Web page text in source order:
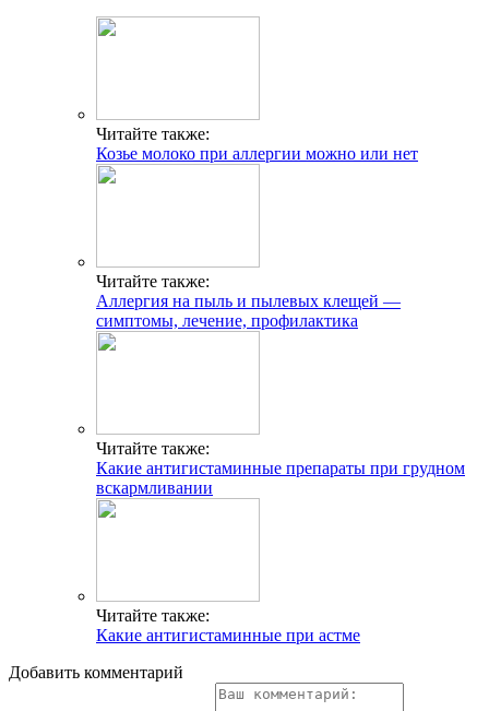
Читайте также:
Козье молоко при аллергии можно или нет
Читайте также:
Аллергия на пыль и пылевых клещей —
симптомы, лечение, профилактика
Читайте также:
Какие антигистаминные препараты при грудном
вскармливании
Читайте также:
Какие антигистаминные при астме
Добавить комментарий